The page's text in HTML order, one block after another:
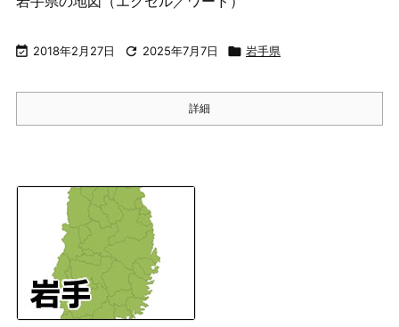
 2018年2月27日  2025年7月7日  岩手県
詳細